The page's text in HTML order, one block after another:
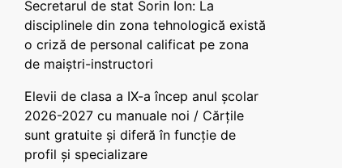
Secretarul de stat Sorin Ion: La
disciplinele din zona tehnologică există
o criză de personal calificat pe zona
de maiștri-instructori
Elevii de clasa a IX-a încep anul școlar
2026-2027 cu manuale noi / Cărțile
sunt gratuite și diferă în funcție de
profil și specializare